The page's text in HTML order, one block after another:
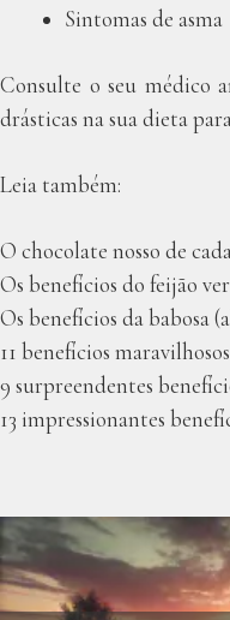
Sintomas de asma
Consulte o seu médico
drásticas na sua dieta
Leia também:
O chocolate nosso de
Os benefícios do feijão
Os benefícios da babosa
11 benefícios
9 surpreendentes
13 impressionantes